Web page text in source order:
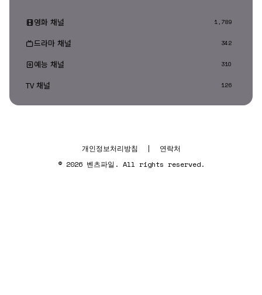
영화 채널 1,789
드라마 채널 342
예능 채널 310
TV 채널 126
개인정보처리방침 |
연락처
© 2026 벤츠파일. All rights reserved.